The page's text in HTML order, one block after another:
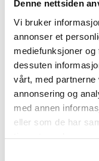
Denne nettsiden
Vi bruker
annonser et
mediefunksjoner
dessuten
vårt, med partnerne
annonsering og
med annen
eller som de har